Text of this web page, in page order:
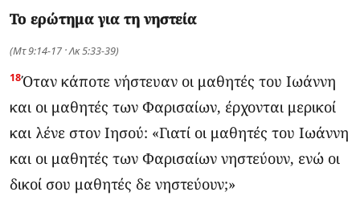
Το ερώτημα για τη νηστεία
(Μτ 9:14-17 · Λκ 5:33-39)
18Όταν κάποτε νήστευαν οι μαθητές του Ιωάννη
και οι μαθητές των Φαρισαίων, έρχονται μερικοί
και λένε στον Ιησού: «Γιατί οι μαθητές του Ιωάννη
και οι μαθητές των Φαρισαίων νηστεύουν, ενώ οι
δικοί σου μαθητές δε νηστεύουν;»